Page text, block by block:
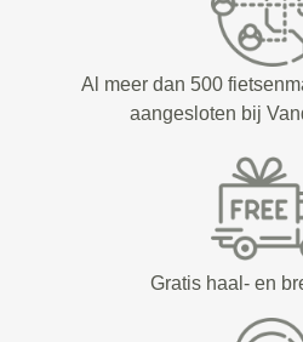
Al meer dan 500
aangesloten bij
Gratis haal- en